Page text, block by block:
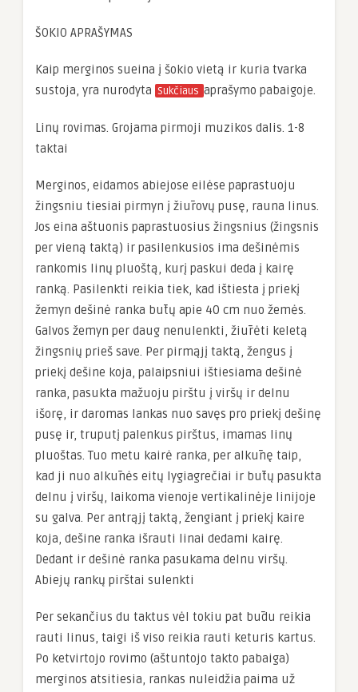
ŠOKIO APRAŠYMAS
Kaip merginos sueina į šokio vietą ir kuria tvarka
sustoja, yra nurodyta Sukčiaus aprašymo pabaigoje.
Linų rovimas. Grojama pirmoji muzikos dalis. 1-8
taktai
Merginos, eidamos abiejose eilėse paprastuoju
žingsniu tiesiai pirmyn į žiūrovų pusę, rauna linus.
Jos eina aštuonis paprastuosius žingsnius (žingsnis
per vieną taktą) ir pasilenkusios ima dešinėmis
rankomis linų pluoštą, kurį paskui deda į kairę
ranką. Pasilenkti reikia tiek, kad ištiesta į priekį
žemyn dešinė ranka būtų apie 40 cm nuo žemės.
Galvos žemyn per daug nenulenkti, žiūrėti keletą
žingsnių prieš save. Per pirmąjį taktą, žengus į
priekį dešine koja, palaipsniui ištiesiama dešinė
ranka, pasukta mažuoju pirštu į viršų ir delnu
išorę, ir daromas lankas nuo savęs pro priekį dešinę
pusę ir, truputį palenkus pirštus, imamas linų
pluoštas. Tuo metu kairė ranka, per alkūnę taip,
kad ji nuo alkūnės eitų lygiagrečiai ir būtų pasukta
delnu į viršų, laikoma vienoje vertikalinėje linijoje
su galva. Per antrąjį taktą, žengiant į priekį kaire
koja, dešine ranka išrauti linai dedami kairę.
Dedant ir dešinė ranka pasukama delnu viršų.
Abiejų rankų pirštai sulenkti
Per sekančius du taktus vėl tokiu pat būdu reikia
rauti linus, taigi iš viso reikia rauti keturis kartus.
Po ketvirtojo rovimo (aštuntojo takto pabaiga)
merginos atsitiesia, rankas nuleidžia paima už